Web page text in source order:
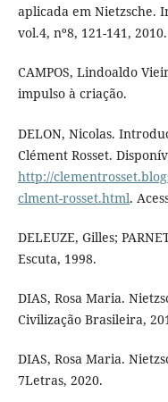
aplicada em Nietzsche.
vol.4, nº8, 121-141, 2010.
CAMPOS, Lindoaldo
impulso à criação.
DELON, Nicolas.
Clément Rosset.
http://
clment-rosset.html.
DELEUZE, Gilles;
Escuta, 1998.
DIAS, Rosa Maria.
Civilização Brasileira,
DIAS, Rosa Maria.
7Letras, 2020.